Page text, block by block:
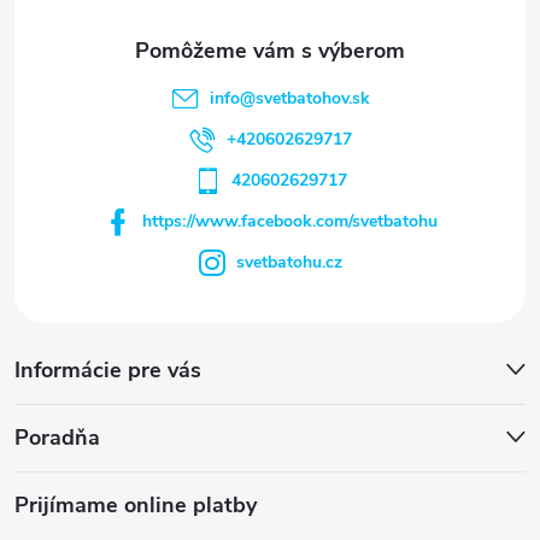
info@svetbatohov.sk
+420602629717
420602629717
https://www.facebook.com/svetbatohu
svetbatohu.cz
Informácie pre vás
Poradňa
Prijímame online platby